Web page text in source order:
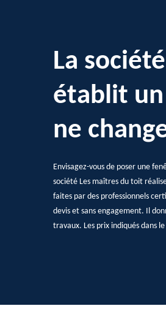
La
établit
ne
Envisagez-vous de poser une
société Les maîtres du toit
faites par des professionnels
devis et sans engagement. Il
travaux. Les prix indiqués dans